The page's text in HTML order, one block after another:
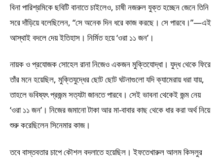
বিনা পারিশ্রমিকে ছবিটি বানাতে চাইলেও, চাষী নজরুল যুক্ত হচ্ছেন জেনে তিনি
সরে দাঁড়িয়ে বলেছিলেন, “সে অনেক দিন ধরে কাজ করছে। সে পারবে।”—এই
আস্থাই বদলে দেয় ইতিহাস। নির্মিত হয়ে ‘ওরা ১১ জন’।
নায়ক ও প্রযোজক সোহেল রানা নিজেও একজন মুক্তিযোদ্ধা। যুদ্ধ থেকে ফিরে
তাঁর মনে হয়েছিল, মুক্তিযুদ্ধের ছোট ছোট ঘটনাগুলো যদি ক্যামেরায় ধরা যায়,
তাহলে ভবিষ্যৎ প্রজন্ম সত্যটা জানতে পারবে। সেই ভাবনা থেকেই জন্ম নেয়
‘ওরা ১১ জন’। নিজের জমানো টাকা আর মা-বাবার কাছ থেকে ধার করা অর্থ নিয়ে
শুরু করেছিলেন সিনেমার কাজ।
তবে বাস্তবতার চাপে কৌশল বদলাতে হয়েছিল। ইফতেখারুল আলম কিসলুর